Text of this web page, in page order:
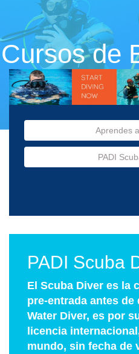
Cursos de
Aprendes
PADI
PADI Scuba
El Scuba Diver es la
pre-entrada antes de
Water Diver, es por
licencia
mundo, sin fecha de